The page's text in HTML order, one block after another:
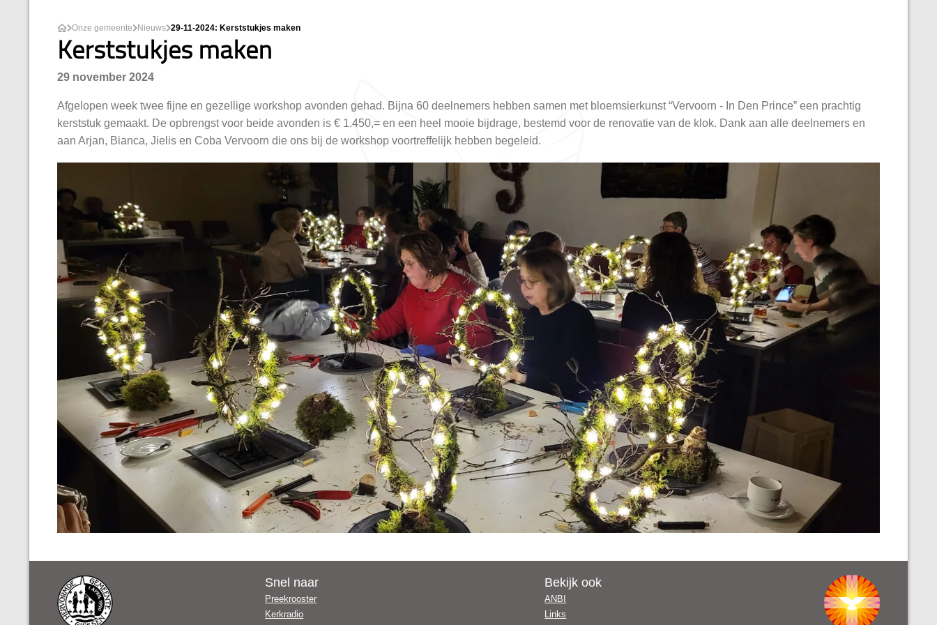
Onze gemeente Nieuws 29-11-2024: Kerststukjes maken
Kerststukjes maken
29 november 2024
Afgelopen week twee fijne en gezellige workshop avonden gehad. Bijna 60 deelnemers hebben samen met bloemsierkunst “Vervoorn - In Den Prince” een prachtig
kerststuk gemaakt. De opbrengst voor beide avonden is € 1.450,= en een heel mooie bijdrage, bestemd voor de renovatie van de klok. Dank aan alle deelnemers en
aan Arjan, Bianca, Jielis en Coba Vervoorn die ons bij de workshop voortreffelijk hebben begeleid.
Snel naar
Preekrooster
Kerkradio
Bekijk ook
ANBI
Links